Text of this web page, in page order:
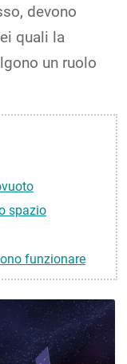
devono
quali la
un ruolo
spazio
funzionare